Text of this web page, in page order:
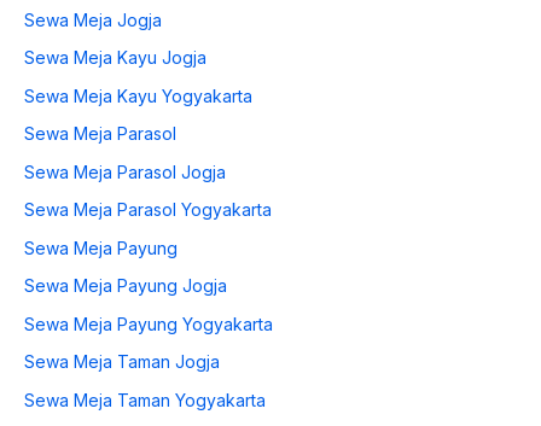
Sewa Meja Jogja
Sewa Meja Kayu Jogja
Sewa Meja Kayu Yogyakarta
Sewa Meja Parasol
Sewa Meja Parasol Jogja
Sewa Meja Parasol Yogyakarta
Sewa Meja Payung
Sewa Meja Payung Jogja
Sewa Meja Payung Yogyakarta
Sewa Meja Taman Jogja
Sewa Meja Taman Yogyakarta